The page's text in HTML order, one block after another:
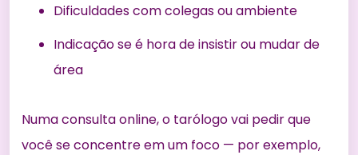
Dificuldades com colegas ou ambiente
Indicação se é hora de insistir ou mudar de
área
Numa consulta online, o tarólogo vai pedir que
você se concentre em um foco — por exemplo,